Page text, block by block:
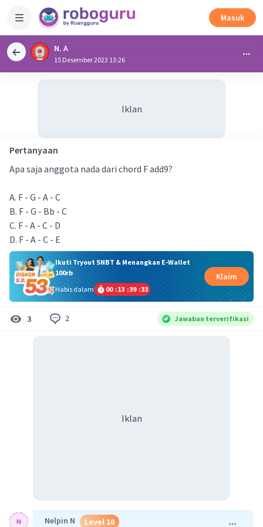
Masuk
N. A
15 Desember 2023 13:26
Iklan
Pertanyaan
Apa saja anggota nada dari chord F add9?
A. F - G - A - C
B. F - G - Bb - C
C. F - A - C - D
D. F - A - C - E
Ikuti Tryout SNBT & Menangkan E-Wallet
100rb
Habis dalam
00 :13 :39 :32
Klaim
3 2 Jawaban terverifikasi
Iklan
Nelpin N Level 10